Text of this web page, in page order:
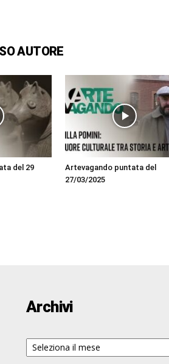
AUTORE
del 29
Artevagando puntata del
27/03/2025
Archivi
Archivi